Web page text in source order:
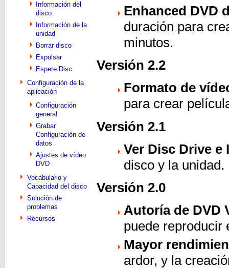
Información del
disco
Información de la
unidad
Borrar disco
Expulsar
Espere Disc
Configuración de la
aplicación
Configuración
general
Grabar
Configuración de
datos
Ajustes de vídeo
DVD
Vocabulario y
Capacidad del disco
Solución de
problemas
Recursos
Enhanced DVD
duración para
minutos.
Versión 2.2
Formato de
para crear
Versión 2.1
Ver Disc Drive e
disco y la unidad.
Versión 2.0
Autoría de DVD
puede reproducir
Mayor
ardor, y la